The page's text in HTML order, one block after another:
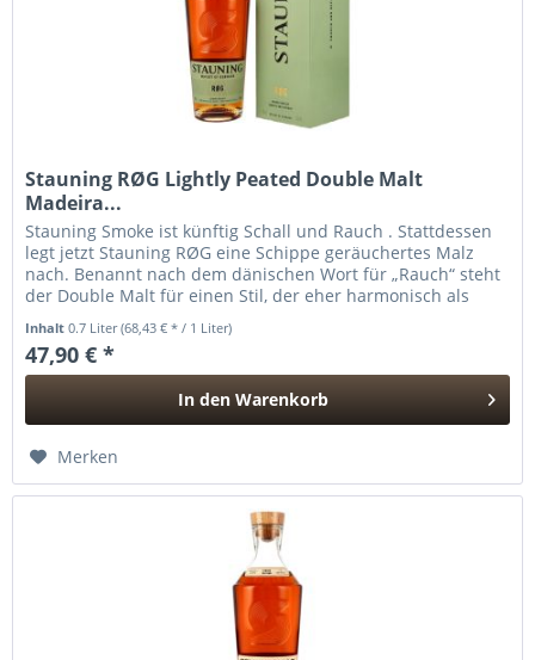
Stauning RØG Lightly Peated Double Malt
Madeira...
Stauning Smoke ist künftig Schall und Rauch . Stattdessen
legt jetzt Stauning RØG eine Schippe geräuchertes Malz
nach. Benannt nach dem dänischen Wort für „Rauch“ steht
der Double Malt für einen Stil, der eher harmonisch als
Inhalt0.7 Liter(68,43 € * / 1 Liter)
47,90 € *
In den Warenkorb
Merken